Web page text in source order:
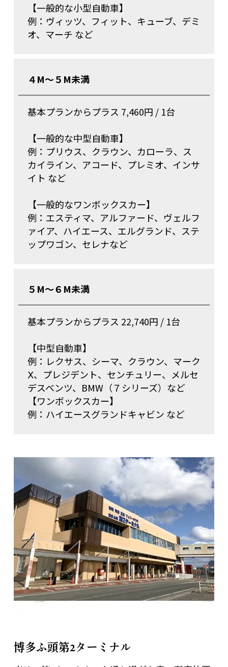
【一般的な小型自動車】
例：ヴィッツ、フィット、キューブ、デミ
オ、マーチ など
４M～５M未満
基本プランからプラス 7,460円 / 1台
【一般的な中型自動車】
例：プリウス、クラウン、カローラ、ス
カイライン、アコード、プレミオ、インサ
イト など
【一般的なワンボックスカー】
例：エスティマ、アルファード、ヴェルフ
ァイア、ハイエース、エルグランド、ステ
ップワゴン、セレナなど
５M～６M未満
基本プランからプラス 22,740円 / 1台
【中型自動車】
例：レクサス、シーマ、クラウン、マーク
Ⅹ、プレジデント、センチュリー、メルセ
デスベンツ、BMW（７シリーズ）など
【ワンボックスカー】
例：ハイエースグランドキャビン など
博多ふ頭第2ターミナル